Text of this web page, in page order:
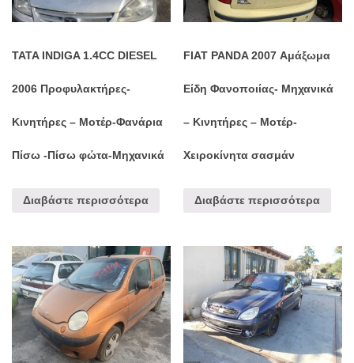
TATA INDIGA 1.4CC DIESEL
2006 Προφυλακτήρες-
Κινητήρες – Μοτέρ-Φανάρια
Πίσω -Πίσω φώτα-Μηχανικά
Διαβάστε περισσότερα
FIAT PANDA 2007 Αμάξωμα
Είδη Φανοποιίας- Μηχανικά
– Κινητήρες – Μοτέρ-
Χειροκίνητα σασμάν
Διαβάστε περισσότερα